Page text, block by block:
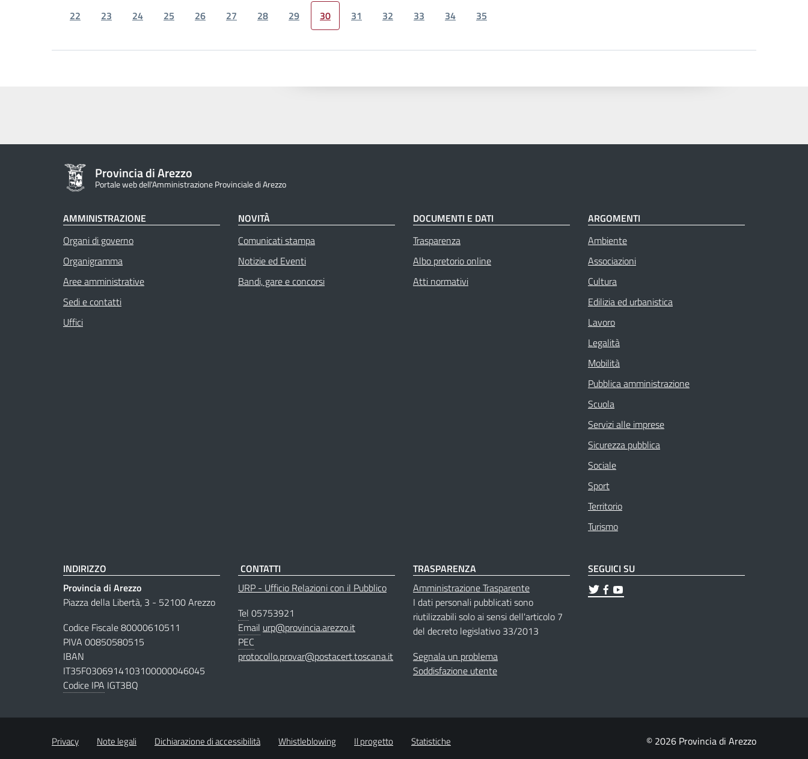
22
23 24 25 26 27 28 29 30 31 32 33 34 35
Provincia di Arezzo
Portale web dell'Amministrazione Provinciale di Arezzo
AMMINISTRAZIONE
Organi di governo
Organigramma
Aree amministrative
Sedi e contatti
Uffici
NOVITÀ
Comunicati stampa
Notizie ed Eventi
Bandi, gare e concorsi
DOCUMENTI E DATI
Trasparenza
Albo pretorio online
Atti normativi
ARGOMENTI
Ambiente
Associazioni
Cultura
Edilizia ed urbanistica
Lavoro
Legalità
Mobilità
Pubblica amministrazione
Scuola
Servizi alle imprese
Sicurezza pubblica
Sociale
Sport
Territorio
Turismo
INDIRIZZO
Provincia di Arezzo
Piazza della Libertà, 3 - 52100 Arezzo
Codice Fiscale 80000610511
PIVA 00850580515
IBAN
IT35F0306914103100000046045
Codice IPA IGT3BQ
CONTATTI
URP - Ufficio Relazioni con il Pubblico
Tel 05753921
Email urp@provincia.arezzo.it
PEC
protocollo.provar@postacert.toscana.it
TRASPARENZA
Amministrazione Trasparente
I dati personali pubblicati sono
riutilizzabili solo ai sensi dell'articolo 7
del decreto legislativo 33/2013
Segnala un problema
Soddisfazione utente
SEGUICI SU
Privacy Note legali Dichiarazione di accessibilità Whistleblowing Il progetto Statistiche © 2026 Provincia di Arezzo